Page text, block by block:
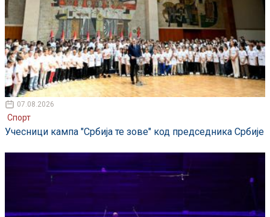
07.08.2026
Спорт
Учесници кампа "Србија те зове" код председника Србије